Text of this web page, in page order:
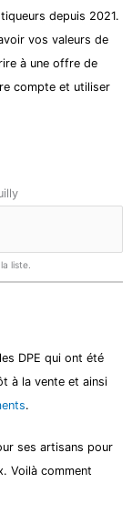
depuis 2021.
vos valeurs de
à une offre de
compte et utiliser
liste.
DPE qui ont été
à la vente et ainsi
.
ses artisans pour
Voilà comment